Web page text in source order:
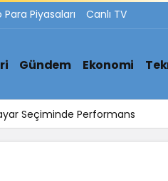
Para Piyasaları Canlı TV
Gündem Ekonomi
Seçiminde Performans